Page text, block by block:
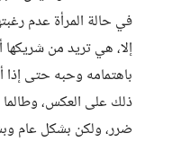
في حالة المرأة عدم
إلا، هي تريد من شريكها
باهتمامه وحبه حتى إذا
ذلك على العكس، وطالما
ضرر، ولكن بشكل عام